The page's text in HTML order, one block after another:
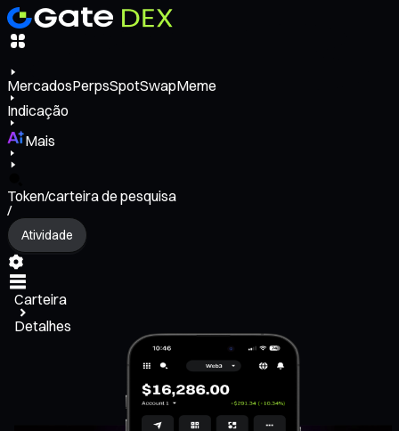
MercadosPerpsSpotSwapMeme
Indicação
Mais
Token/carteira de pesquisa
/
Atividade
Carteira
Detalhes